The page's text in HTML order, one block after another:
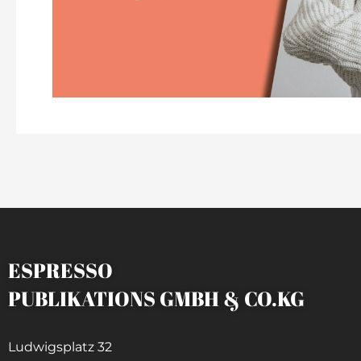
ESPRESSO
PUBLIKATIONS GMBH & CO.KG
Ludwigsplatz 32